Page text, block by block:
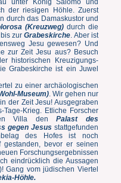
unter König Salomo und
der riesigen Höhle. Zuerst
durch das Damaskustor und
(Kreuzweg)durch die
bis zurGrabeskirche. Aber ist
Jesu gewesen? Und
zur Zeit Jesu aus? Besuch
historischen Kreuzigungs-
Grabeskirche ist ein Juwel
zu einer archäologischen
Museum). Wir gehen nur
der Zeit Jesu! Ausgegraben
Krieg. Etliche Forscher
Villa denPalast des
gegen Jesus stattgefunden
des Hofes ist noch
bevor er seinen
Forschungsergebnissen
eindrücklich die Aussagen
Gang vom jüdischen Viertel
Höhle.